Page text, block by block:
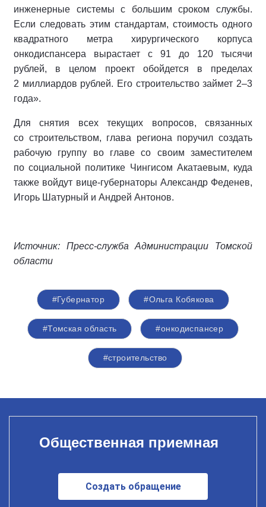
инженерные системы с большим сроком службы.
Если следовать этим стандартам, стоимость одного
квадратного метра хирургического корпуса
онкодиспансера вырастает с 91 до 120 тысячи
рублей, в целом проект обойдется в пределах
2 миллиардов рублей. Его строительство займет 2–3
года».
Для снятия всех текущих вопросов, связанных
со строительством, глава региона поручил создать
рабочую группу во главе со своим заместителем
по социальной политике Чингисом Акатаевым, куда
также войдут вице-губернаторы Александр Феденев,
Игорь Шатурный и Андрей Антонов.
Источник: Пресс-служба Администрации Томской
области
#Губернатор #Ольга Кобякова
#Томская область #онкодиспансер
#строительство
Общественная приемная
Создать обращение